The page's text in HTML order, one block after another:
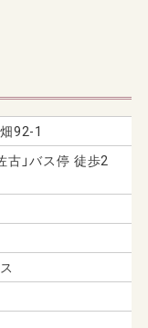
92-1
古」バス停 徒歩2